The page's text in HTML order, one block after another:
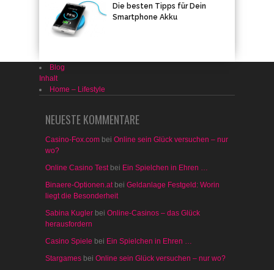
Die besten Tipps für Dein
Smartphone Akku
Blog
Inhalt
Home – Lifestyle
NEUESTE KOMMENTARE
Casino-Fox.com bei Online sein Glück versuchen – nur
wo?
Online Casino Testbei Ein Spielchen in Ehren …
Binaere-Optionen.atbei Geldanlage Festgeld: Worin
liegt die Besonderheit
Sabina Kugler bei Online-Casinos – das Glück
herausfordern
Casino Spiele bei Ein Spielchen in Ehren …
Stargames bei Online sein Glück versuchen – nur wo?